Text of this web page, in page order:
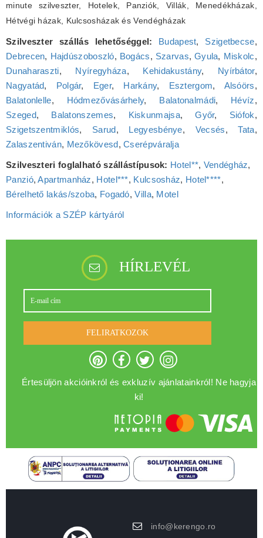
minute szilveszter, Hotelek, Panziók, Villák, Menedékházak,
Hétvégi házak, Kulcsosházak és Vendégházak
Szilveszter szállás lehetőséggel: Budapest, Szigetbecse,
Debrecen, Hajdúszoboszló, Bogács, Szarvas, Gyula, Miskolc,
Dunaharaszti, Nyíregyháza, Kehidakustány, Nyírbátor,
Nagyatád, Polgár, Eger, Harkány, Esztergom, Alsóörs,
Balatonlelle, Hódmezővásárhely, Balatonalmádi, Hévíz,
Szeged, Balatonszemes, Kiskunmajsa,Győr, Siófok,
Szigetszentmiklós, Sarud, Legyesbénye, Vecsés,Tata,
Zalaszentiván, Mezőkövesd,Cserépváralja
Szilveszteri foglalható szállástípusok: Hotel**, Vendégház,
Panzió,Apartmanház, Hotel***, Kulcsosház, Hotel****,
Bérelhető lakás/szoba, Fogadó,Villa, Motel
Információk a SZÉP kártyáról
HÍRLEVÉL
FELIRATKOZOK
Értesüljön akcióinkról és exkluzív ajánlatainkról! Ne hagyja
ki!
info@kerengo.ro